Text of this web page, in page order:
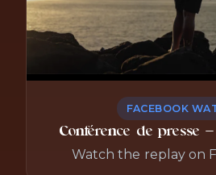
FACEBOOK
Conférence de presse
Watch the replay on